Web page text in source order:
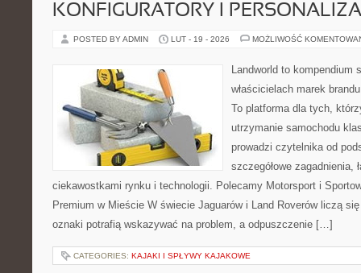
KONFIGURATORY I
POSTED BY ADMIN LUT - 19 - 2026 MOŻLIWOŚĆ
Landworld to kompendium
właścicielach marek
To platforma dla tych,
utrzymanie samochodu
prowadzi czytelnika od
szczegółowe zagadnienia,
ciekawostkami rynku i technologii. Polecamy Motorsport i
Premium w Mieście W świecie Jaguarów i Land Roverów liczą
oznaki potrafią wskazywać na problem, a odpuszczenie […]
CATEGORIES: KAJAKI I SPŁYWY KAJAKOWE